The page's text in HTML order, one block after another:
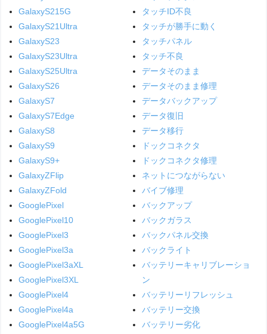
GalaxyS215G
GalaxyS21Ultra
GalaxyS23
GalaxyS23Ultra
GalaxyS25Ultra
GalaxyS26
GalaxyS7
GalaxyS7Edge
GalaxyS8
GalaxyS9
GalaxyS9+
GalaxyZFlip
GalaxyZFold
GooglePixel
GooglePixel10
GooglePixel3
GooglePixel3a
GooglePixel3aXL
GooglePixel3XL
GooglePixel4
GooglePixel4a
GooglePixel4a5G
タッチID不良
タッチが勝手に動く
タッチパネル
タッチ不良
データそのまま
データそのまま修理
データバックアップ
データ復旧
データ移行
ドックコネクタ
ドックコネクタ修理
ネットにつながらない
バイブ修理
バックアップ
バックガラス
バックパネル交換
バックライト
バッテリーキャリブレーショ
ン
バッテリーリフレッシュ
バッテリー交換
バッテリー劣化